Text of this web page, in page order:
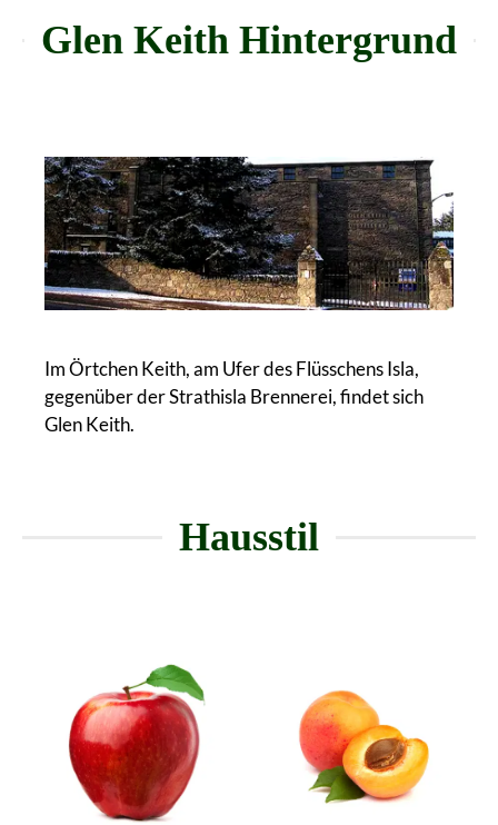
Glen Keith Hintergrund
Im Örtchen Keith, am Ufer des Flüsschens Isla,
gegenüber der Strathisla Brennerei, findet sich
Glen Keith.
Hausstil